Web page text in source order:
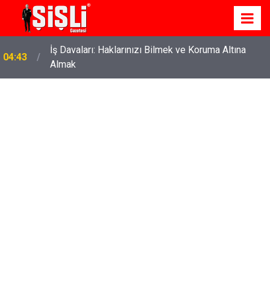
04:43
İş Davaları: Haklarınızı Bilmek ve Koruma Altına
Almak